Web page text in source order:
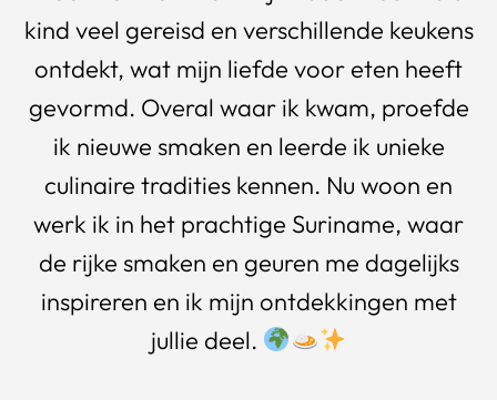
kind veel gereisd en verschillende keukens
ontdekt, wat mijn liefde voor eten heeft
gevormd. Overal waar ik kwam, proefde
ik nieuwe smaken en leerde ik unieke
culinaire tradities kennen. Nu woon en
werk ik in het prachtige Suriname, waar
de rijke smaken en geuren me dagelijks
inspireren en ik mijn ontdekkingen met
jullie deel.